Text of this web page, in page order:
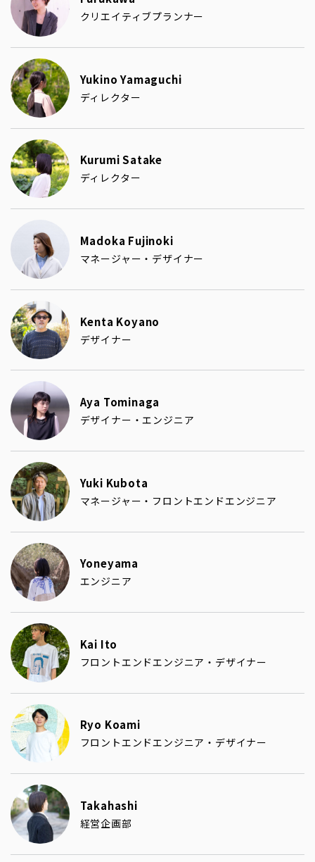
クリエイティブプランナー
Yukino Yamaguchi
ディレクター
Kurumi Satake
ディレクター
Madoka Fujinoki
マネージャー・デザイナー
Kenta Koyano
デザイナー
Aya Tominaga
デザイナー・エンジニア
Yuki Kubota
マネージャー・フロントエンドエンジニア
Yoneyama
エンジニア
Kai Ito
フロントエンドエンジニア・デザイナー
Ryo Koami
フロントエンドエンジニア・デザイナー
Takahashi
経営企画部